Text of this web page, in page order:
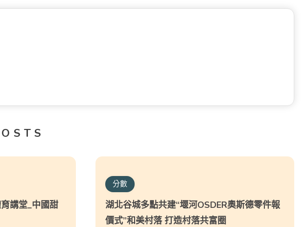
講堂_中國甜
分數
湖北谷城多點共建“堰河OSDER奧斯德零件報
價式”和美村落 打造村落共富圈